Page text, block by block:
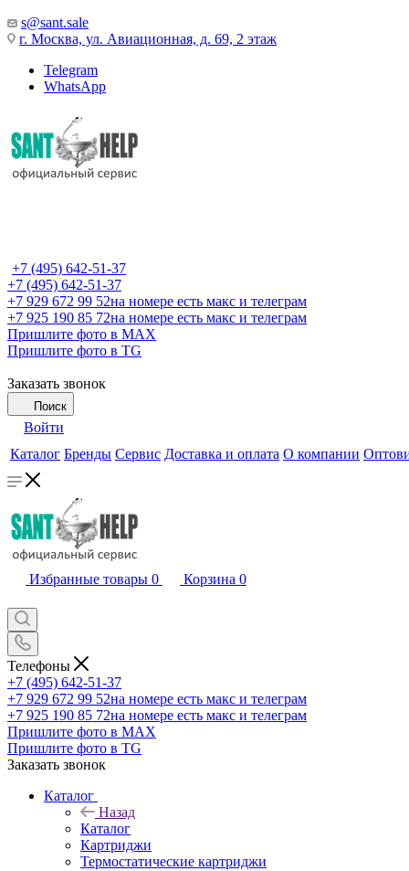
s@sant.sale
г. Москва, ул. Авиационная, д. 69, 2 этаж
Telegram
WhatsApp
+7 (495) 642-51-37
+7 (495) 642-51-37
+7 929 672 99 52на номере есть макс и телеграм
+7 925 190 85 72на номере есть макс и телеграм
Пришлите фото в MAX
Пришлите фото в TG
Заказать звонок
Поиск
Войти
Каталог Бренды Сервис Доставка и оплата О компании
Избранные товары 0 Корзина 0
Телефоны
+7 (495) 642-51-37
+7 929 672 99 52на номере есть макс и телеграм
+7 925 190 85 72на номере есть макс и телеграм
Пришлите фото в MAX
Пришлите фото в TG
Заказать звонок
Каталог
Назад
Каталог
Картриджи
Термостатические картриджи